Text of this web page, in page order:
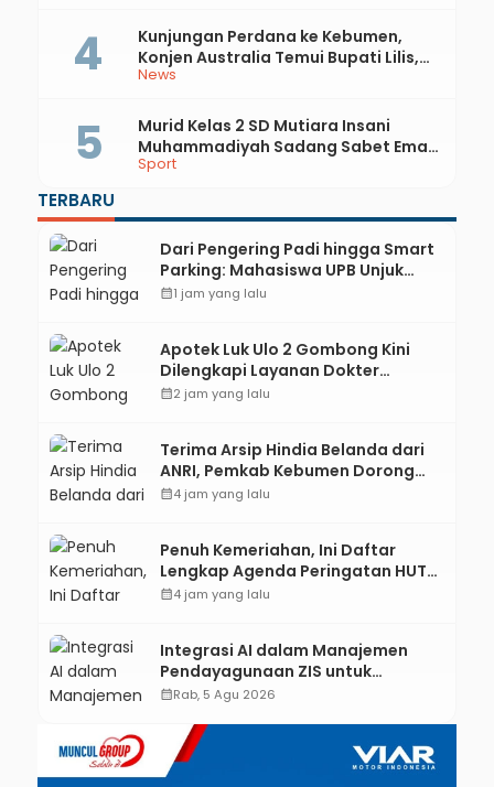
News
Kunjungan Perdana ke Kebumen,
Konjen Australia Temui Bupati Lilis,
Ini yang Dibahas
Sport
Murid Kelas 2 SD Mutiara Insani
Muhammadiyah Sadang Sabet Emas
dan Perak di Kejurda Tapak Suci
TERBARU
Dari Pengering Padi hingga Smart
Parking: Mahasiswa UPB Unjuk
Gigi Lewat Pameran CODEX 2
calendar_month1 jam yang lalu
Apotek Luk Ulo 2 Gombong Kini
Dilengkapi Layanan Dokter
Spesialis Anak
calendar_month2 jam yang lalu
Terima Arsip Hindia Belanda dari
ANRI, Pemkab Kebumen Dorong
Integrasi Sejarah, Geopark, dan
calendar_month4 jam yang lalu
Penuh Kemeriahan, Ini Daftar
Lengkap Agenda Peringatan HUT
ke-81 RI dan Hari Jadi ke-397
calendar_month4 jam yang lalu
Integrasi AI dalam Manajemen
Pendayagunaan ZIS untuk
Mendukung Realisasi IKAL
calendar_monthRab, 5 Agu 2026